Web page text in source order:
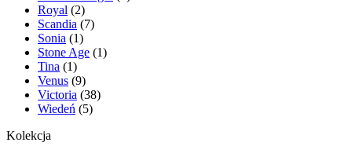
Royal (2)
Scandia (7)
Sonia (1)
Stone Age (1)
Tina (1)
Venus (9)
Victoria (38)
Wiedeń (5)
Kolekcja